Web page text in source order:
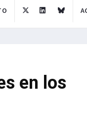
en los